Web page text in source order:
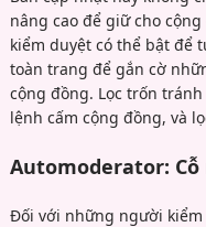
nâng cao để giữ cho
kiểm duyệt có thể bật để
toàn trang để gắn cờ
cộng đồng. Lọc trốn
lệnh cấm cộng đồng, và
Automoderator:
Đối với những người kiểm